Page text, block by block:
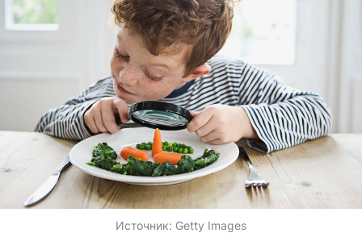
Источник: Getty Images